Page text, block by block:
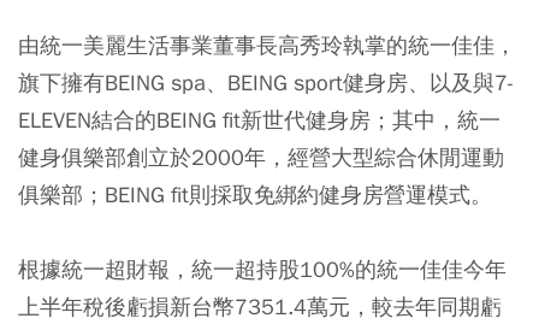
由統一美麗生活事業董事長高秀玲執掌的統一佳佳，
旗下擁有BEING spa、BEING sport健身房、以及與7-
ELEVEN結合的BEING fit新世代健身房；其中，統一
健身俱樂部創立於2000年，經營大型綜合休閒運動
俱樂部；BEING fit則採取免綁約健身房營運模式。
根據統一超財報，統一超持股100%的統一佳佳今年
上半年稅後虧損新台幣7351.4萬元，較去年同期虧